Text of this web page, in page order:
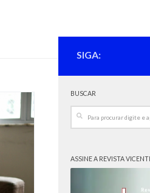
SIGA:
BUSCAR
ASSINE A REVISTA